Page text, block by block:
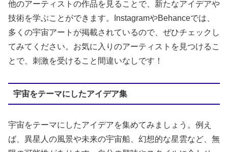
他のアーティストの作品を見ることで、新たなアイデアや
技術を学ぶことができます。InstagramやBehanceでは、
多くの宇宙アートが掲載されているので、ぜひチェックし
てみてください。お気に入りのアーティストを見つけるこ
とで、刺激を受けること間違いなしです！
宇宙をテーマにしたアイデア集
宇宙をテーマにしたアイデアを集めてみましょう。例え
ば、異星人の風景や未来の宇宙船、幻想的な星雲など、無